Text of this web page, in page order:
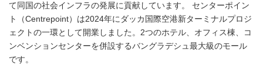
て同国の社会インフラの発展に貢献しています。 センターポイン
ト（Centrepoint）は2024年にダッカ国際空港新ターミナルプロジ
ェクトの一環として開業しました。2つのホテル、オフィス棟、コ
ンベンションセンターを併設するバングラデシュ最大級のモール
です。